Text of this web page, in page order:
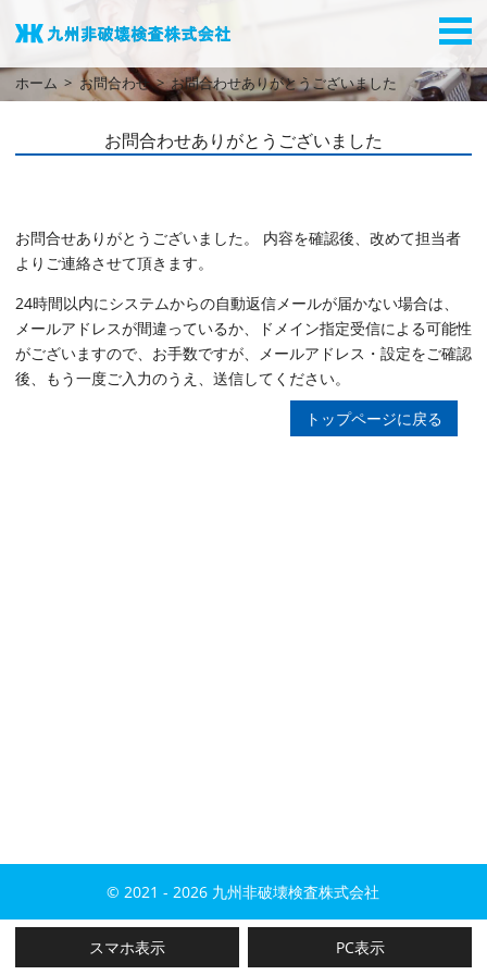
ホーム お問合わせ お問合わせありがとうございました
お問合わせありがとうございました
お問合せありがとうございました。 内容を確認後、改めて担当者
よりご連絡させて頂きます。
24時間以内にシステムからの自動返信メールが届かない場合は、
メールアドレスが間違っているか、ドメイン指定受信による可能性
がございますので、お手数ですが、メールアドレス・設定をご確認
後、もう一度ご入力のうえ、送信してください。
トップページに戻る
© 2021 - 2026 九州非破壊検査株式会社
スマホ表示 PC表示